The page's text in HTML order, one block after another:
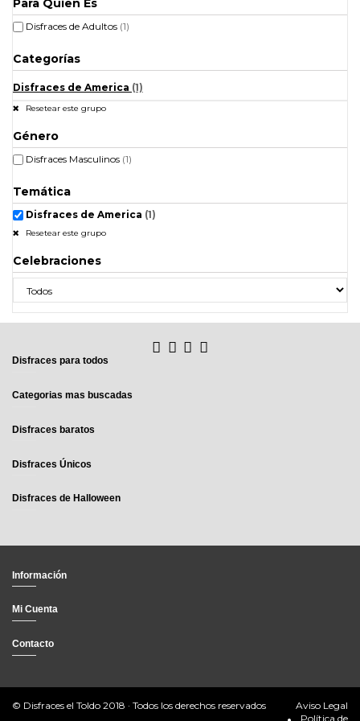
Para Quien Es
Disfraces de Adultos (1)
Categorías
Disfraces de America (1)
Resetear este grupo
Género
Disfraces Masculinos (1)
Temática
Disfraces de America (1)
Resetear este grupo
Celebraciones
Disfraces para todos
Categorias mas buscadas
Disfraces baratos
Disfraces Únicos
Disfraces de Halloween
Información
Mi Cuenta
Contacto
© Disfraces el Toldo 2018 · Todos los derechos reservados
Aviso Legal
Política de